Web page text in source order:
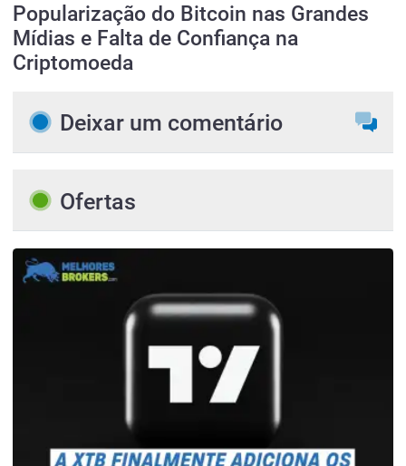
Popularização do Bitcoin nas Grandes
Mídias e Falta de Confiança na
Criptomoeda
Deixar um comentário
Ofertas